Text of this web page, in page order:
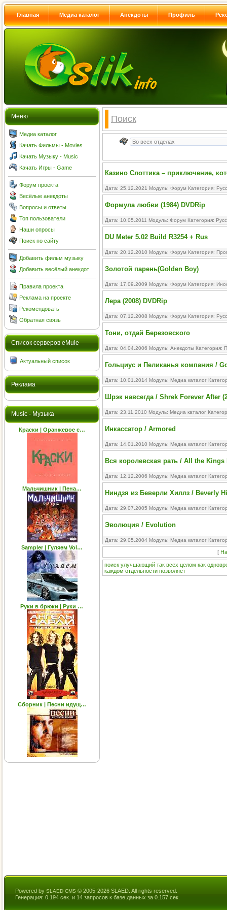
Главная Медиа каталог Анекдоты Профиль
Меню
Медиа каталог
Качать Фильмы - Movies
Качать Музыку - Music
Качать Игры - Game
Форум проекта
Весёлые анекдоты
Вопросы и ответы
Топ пользователи
Наши опросы
Поиск по сайту
Добавить фильм музыку
Добавить весёлый анекдот
Правила проекта
Реклама на проекте
Рекомендовать
Обратная связь
Cписок серверов eMule
Актуальный список
Реклама
Music - Музыка
Краски | Оранжевое с…
Мальчишник | Пена…
Sampler | Гуляем Vol…
Руки в брюки | Руки …
Cборник | Песни идущ…
Поиск
Казино Слоттика – приключение,
Дата: 25.12.2021 Модуль: Форум Категория:
Формула любви (1984) DVDRip
Дата: 10.05.2011 Модуль: Форум Категория:
DU Meter 5.02 Build R3254 + Rus
Дата: 20.12.2010 Модуль: Форум Категория:
Золотой парень(Golden Boy)
Дата: 17.09.2009 Модуль: Форум Категория:
Лера (2008) DVDRip
Дата: 07.12.2008 Модуль: Форум Категория:
Тони, отдай Березовского
Дата: 04.04.2006 Модуль: Анекдоты Категория:
Гольциус и Пеликанья компания /
Дата: 10.01.2014 Модуль: Медиа каталог
Шрэк навсегда / Shrek Forever After
Дата: 23.11.2010 Модуль: Медиа каталог
Инкассатор / Armored
Дата: 14.01.2010 Модуль: Медиа каталог
Вся королевская рать / All the Kings
Дата: 12.12.2006 Модуль: Медиа каталог
Ниндзя из Беверли Хиллз / Beverly
Дата: 29.07.2005 Модуль: Медиа каталог
Эволюция / Evolution
Дата: 29.05.2004 Модуль: Медиа каталог
[
поиск улучшающий так всех целом как
каждом отдельности позволяет
Powered by SLAED CMS © 2005-2026 SLAED. All rights reserved.
Генерация: 0.194 сек. и 14 запросов к базе данных за 0.157 сек.